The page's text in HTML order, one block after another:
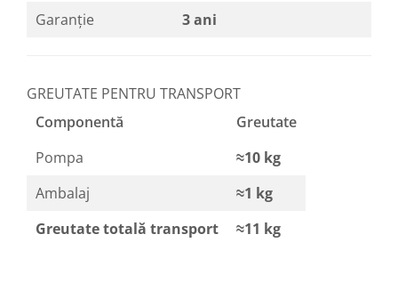
Garanție
3 ani
GREUTATE PENTRU TRANSPORT
Componentă
Greutate
Pompa
≈10 kg
Ambalaj
≈1 kg
Greutate totală transport
≈11 kg